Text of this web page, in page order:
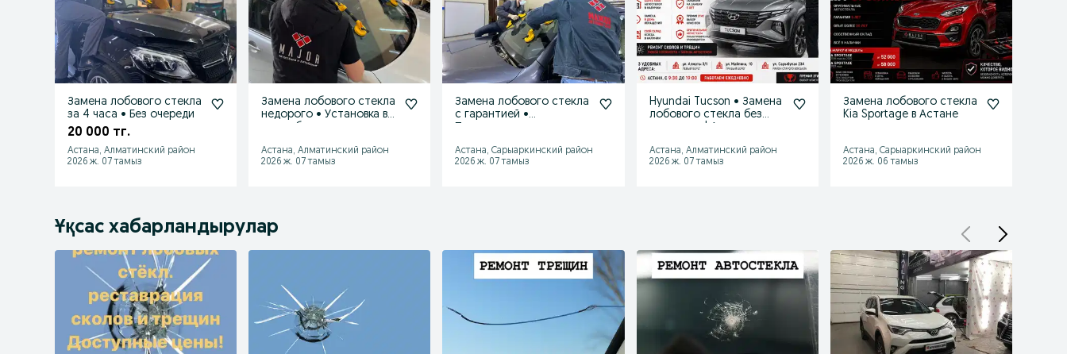
Замена лобового стекла
за 4 часа • Без очереди
20 000 тг.
Астана, Алматинский район
2026 ж. 07 тамыз
Замена лобового стекла
недорого • Установка в
Астана, Алматинский район
2026 ж. 07 тамыз
Замена лобового стекла
с гарантией •
Астана, Сарыаркинский район
2026 ж. 07 тамыз
Hyundai Tucson • Замена
лобового стекла без
Астана, Алматинский район
2026 ж. 07 тамыз
Замена лобового стекла
Kia Sportage в Астане
Астана, Сарыаркинский район
2026 ж. 06 тамыз
Ұқсас хабарландырулар